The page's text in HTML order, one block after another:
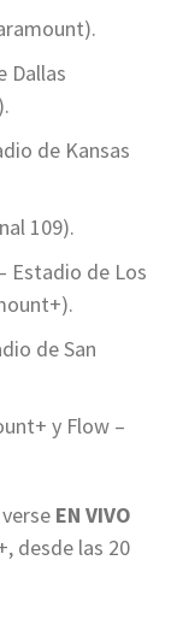
Dallas
de Kansas
109).
Estadio de Los
de San
y Flow –
EN VIVO
desde las 20